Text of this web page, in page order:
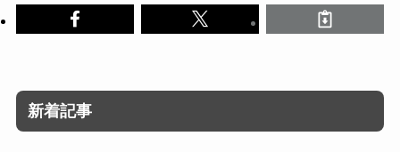
新着記事